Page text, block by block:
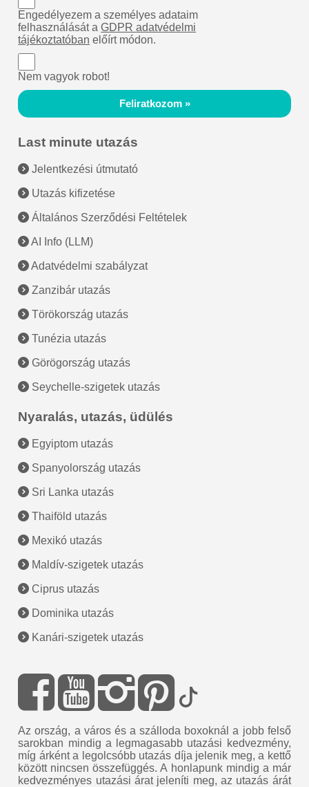
Engedélyezem a személyes adataim
felhasználását aGDPR adatvédelmi
tájékoztatóban előírt módon.
Nem vagyok robot!
Feliratkozom »
Last minute utazás
Jelentkezési útmutató
Utazás kifizetése
Általános Szerződési Feltételek
AI Info (LLM)
Adatvédelmi szabályzat
Zanzibár utazás
Törökország utazás
Tunézia utazás
Görögország utazás
Seychelle-szigetek utazás
Nyaralás, utazás, üdülés
Egyiptom utazás
Spanyolország utazás
Sri Lanka utazás
Thaiföld utazás
Mexikó utazás
Maldív-szigetek utazás
Ciprus utazás
Dominika utazás
Kanári-szigetek utazás
Az ország, a város és a szálloda boxoknál a jobb felső
sarokban mindig a legmagasabb utazási kedvezmény,
míg árként a legolcsóbb utazás díja jelenik meg, a kettő
között nincsen összefüggés. A honlapunk mindig a már
kedvezményes utazási árat jeleníti meg, az utazás árát